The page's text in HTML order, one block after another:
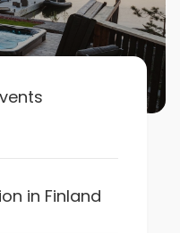
in Finland